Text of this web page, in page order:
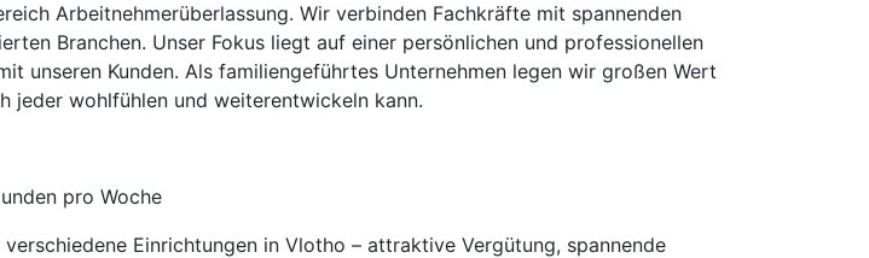
Arbeitnehmerüberlassung. Wir verbinden Fachkräfte mit spannenden
Branchen. Unser Fokus liegt auf einer persönlichen und professionellen
unseren Kunden. Als familiengeführtes Unternehmen legen wir großen Wert
jeder wohlfühlen und weiterentwickeln kann.
pro Woche
Einrichtungen in Vlotho – attraktive Vergütung, spannende